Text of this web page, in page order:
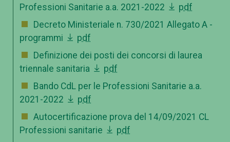
Professioni Sanitarie a.a. 2021-2022
pdf
Decreto Ministeriale n. 730/2021 Allegato A -
programmi
pdf
Definizione dei posti dei concorsi di laurea
triennale sanitaria
pdf
Bando CdL per le Professioni Sanitarie a.a.
2021-2022
pdf
Autocertificazione prova del 14/09/2021 CL
Professioni sanitarie
pdf